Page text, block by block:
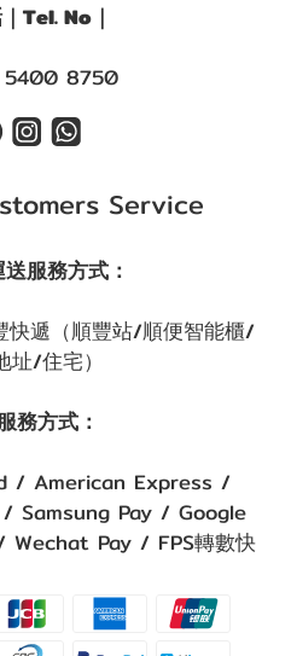
Tel. No｜
5400 8750
Service
服務方式：
遞（順豐站/順便智能櫃/
址/住宅）
務方式：
/ American Express /
Samsung Pay / Google
Pay / FPS轉數快